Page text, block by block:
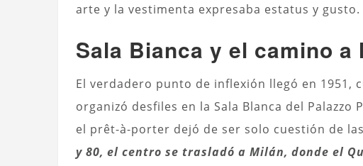
arte y la vestimenta expresaba estatus y gusto.
Sala Bianca y el camino a
El verdadero punto de inflexión llegó en 1951,
organizó desfiles en la Sala Blanca del
el prêt-à-porter dejó de ser solo cuestión de
y 80, el centro se trasladó a Milán, donde el